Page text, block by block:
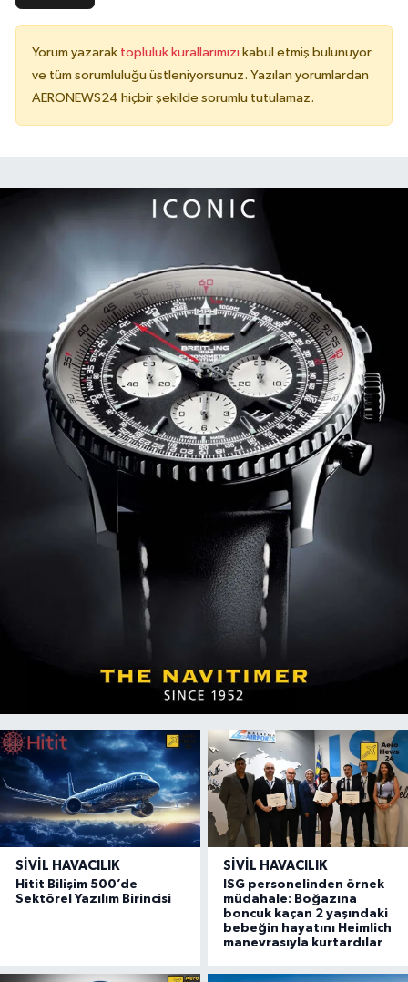
Yorum yazarak topluluk kurallarımızı kabul etmiş bulunuyor
ve tüm sorumluluğu üstleniyorsunuz. Yazılan yorumlardan
AERONEWS24 hiçbir şekilde sorumlu tutulamaz.
SIVIL HAVACILIK
Hitit Bilişim 500’de
Sektörel Yazılım Birincisi
SIVIL HAVACILIK
ISG personelinden örnek
müdahale: Boğazına
boncuk kaçan 2 yaşındaki
bebeğin hayatını Heimlich
manevrasıyla kurtardılar